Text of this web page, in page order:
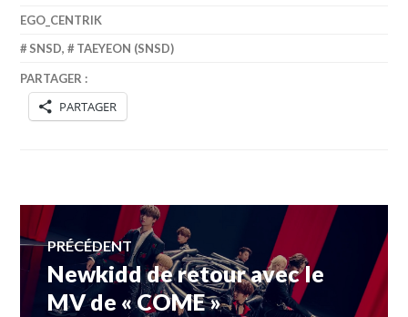
EGO_CENTRIK
SNSD, TAEYEON (SNSD)
PARTAGER :
PARTAGER
Navigation
de
PRÉCÉDENT
Article
précédent :
Newkidd de retour avec le
MV de « COME »